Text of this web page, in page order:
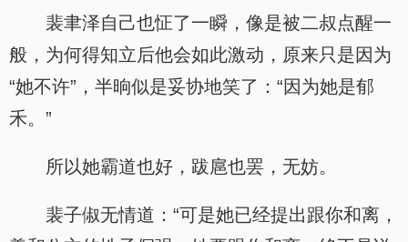
裴聿泽自己也怔了一瞬，像是被二叔点醒一
般，为何得知立后他会如此激动，原来只是因为
“她不许”，半晌似是妥协地笑了：“因为她是郁
禾。”
所以她霸道也好，跋扈也罢，无妨。
裴子俶无情道：“可是她已经提出跟你和离，